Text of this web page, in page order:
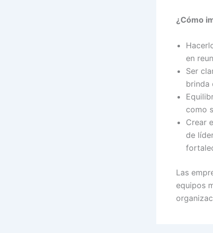
¿Cómo
en
Ser
brinda
como
Crear
de
Las
equipos